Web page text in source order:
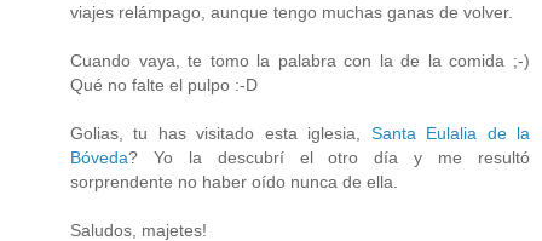
viajes relámpago, aunque tengo muchas ganas de volver.
Cuando vaya, te tomo la palabra con la de la comida ;-)
Qué no falte el pulpo :-D
Golias, tu has visitado esta iglesia, Santa Eulalia de la
Bóveda? Yo la descubrí el otro día y me resultó
sorprendente no haber oído nunca de ella.
Saludos, majetes!